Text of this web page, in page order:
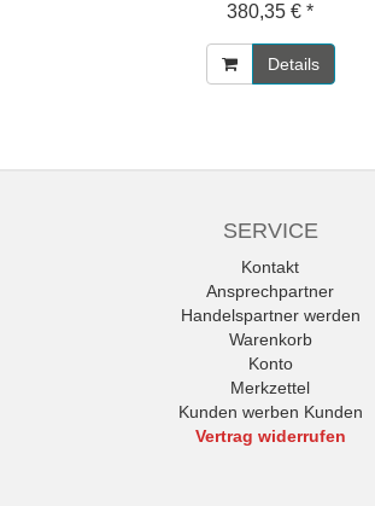
380,35 € *
Details
SERVICE
Kontakt
Ansprechpartner
Handelspartner werden
Warenkorb
Konto
Merkzettel
Kunden werben Kunden
Vertrag widerrufen